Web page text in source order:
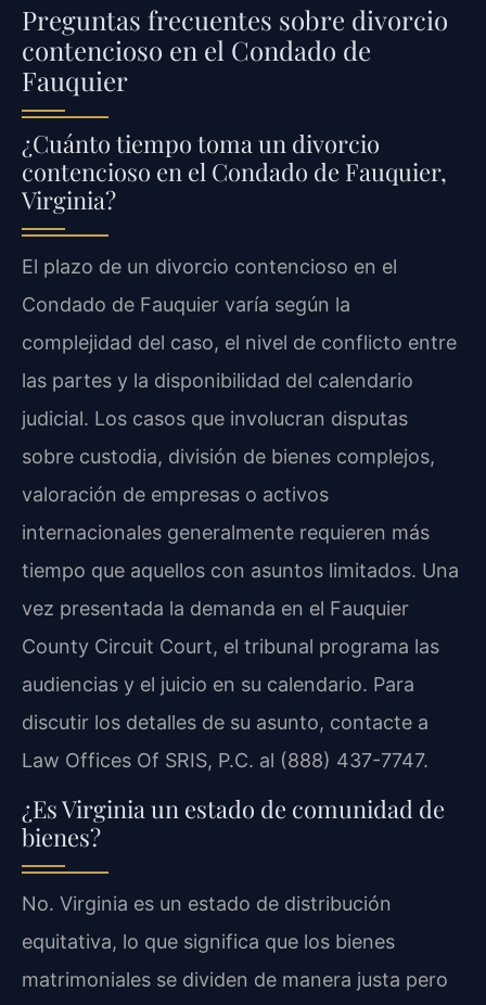
Preguntas frecuentes sobre divorcio
contencioso en el Condado de
Fauquier
¿Cuánto tiempo toma un divorcio
contencioso en el Condado de Fauquier,
Virginia?
El plazo de un divorcio contencioso en el
Condado de Fauquier varía según la
complejidad del caso, el nivel de conflicto entre
las partes y la disponibilidad del calendario
judicial. Los casos que involucran disputas
sobre custodia, división de bienes complejos,
valoración de empresas o activos
internacionales generalmente requieren más
tiempo que aquellos con asuntos limitados. Una
vez presentada la demanda en el Fauquier
County Circuit Court, el tribunal programa las
audiencias y el juicio en su calendario. Para
discutir los detalles de su asunto, contacte a
Law Offices Of SRIS, P.C. al (888) 437-7747.
¿Es Virginia un estado de comunidad de
bienes?
No. Virginia es un estado de distribución
equitativa, lo que significa que los bienes
matrimoniales se dividen de manera justa pero